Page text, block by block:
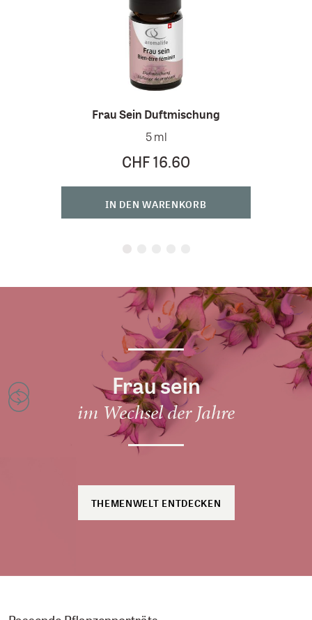
Frau Sein Duftmischung
5 ml
CHF 16.60
IN DEN WARENKORB
Frau sein
im Wechsel der Jahre
THEMENWELT ENTDECKEN